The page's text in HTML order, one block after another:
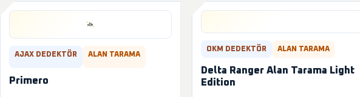
AJAX DEDEKTÖR ALAN TARAMA
Primero
OKM DEDEKTÖR ALAN TARAMA
Delta Ranger Alan Tarama Light
Edition